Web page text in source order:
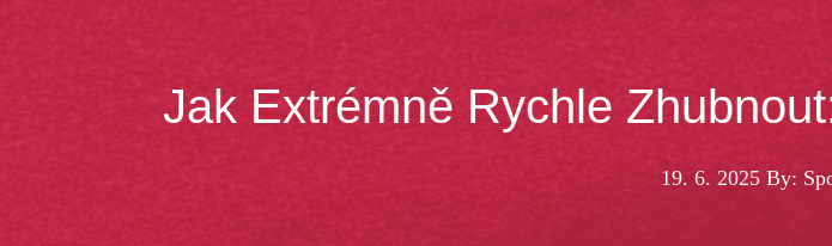
Jak Extrémně Rychle
19. 6. 2025 By: